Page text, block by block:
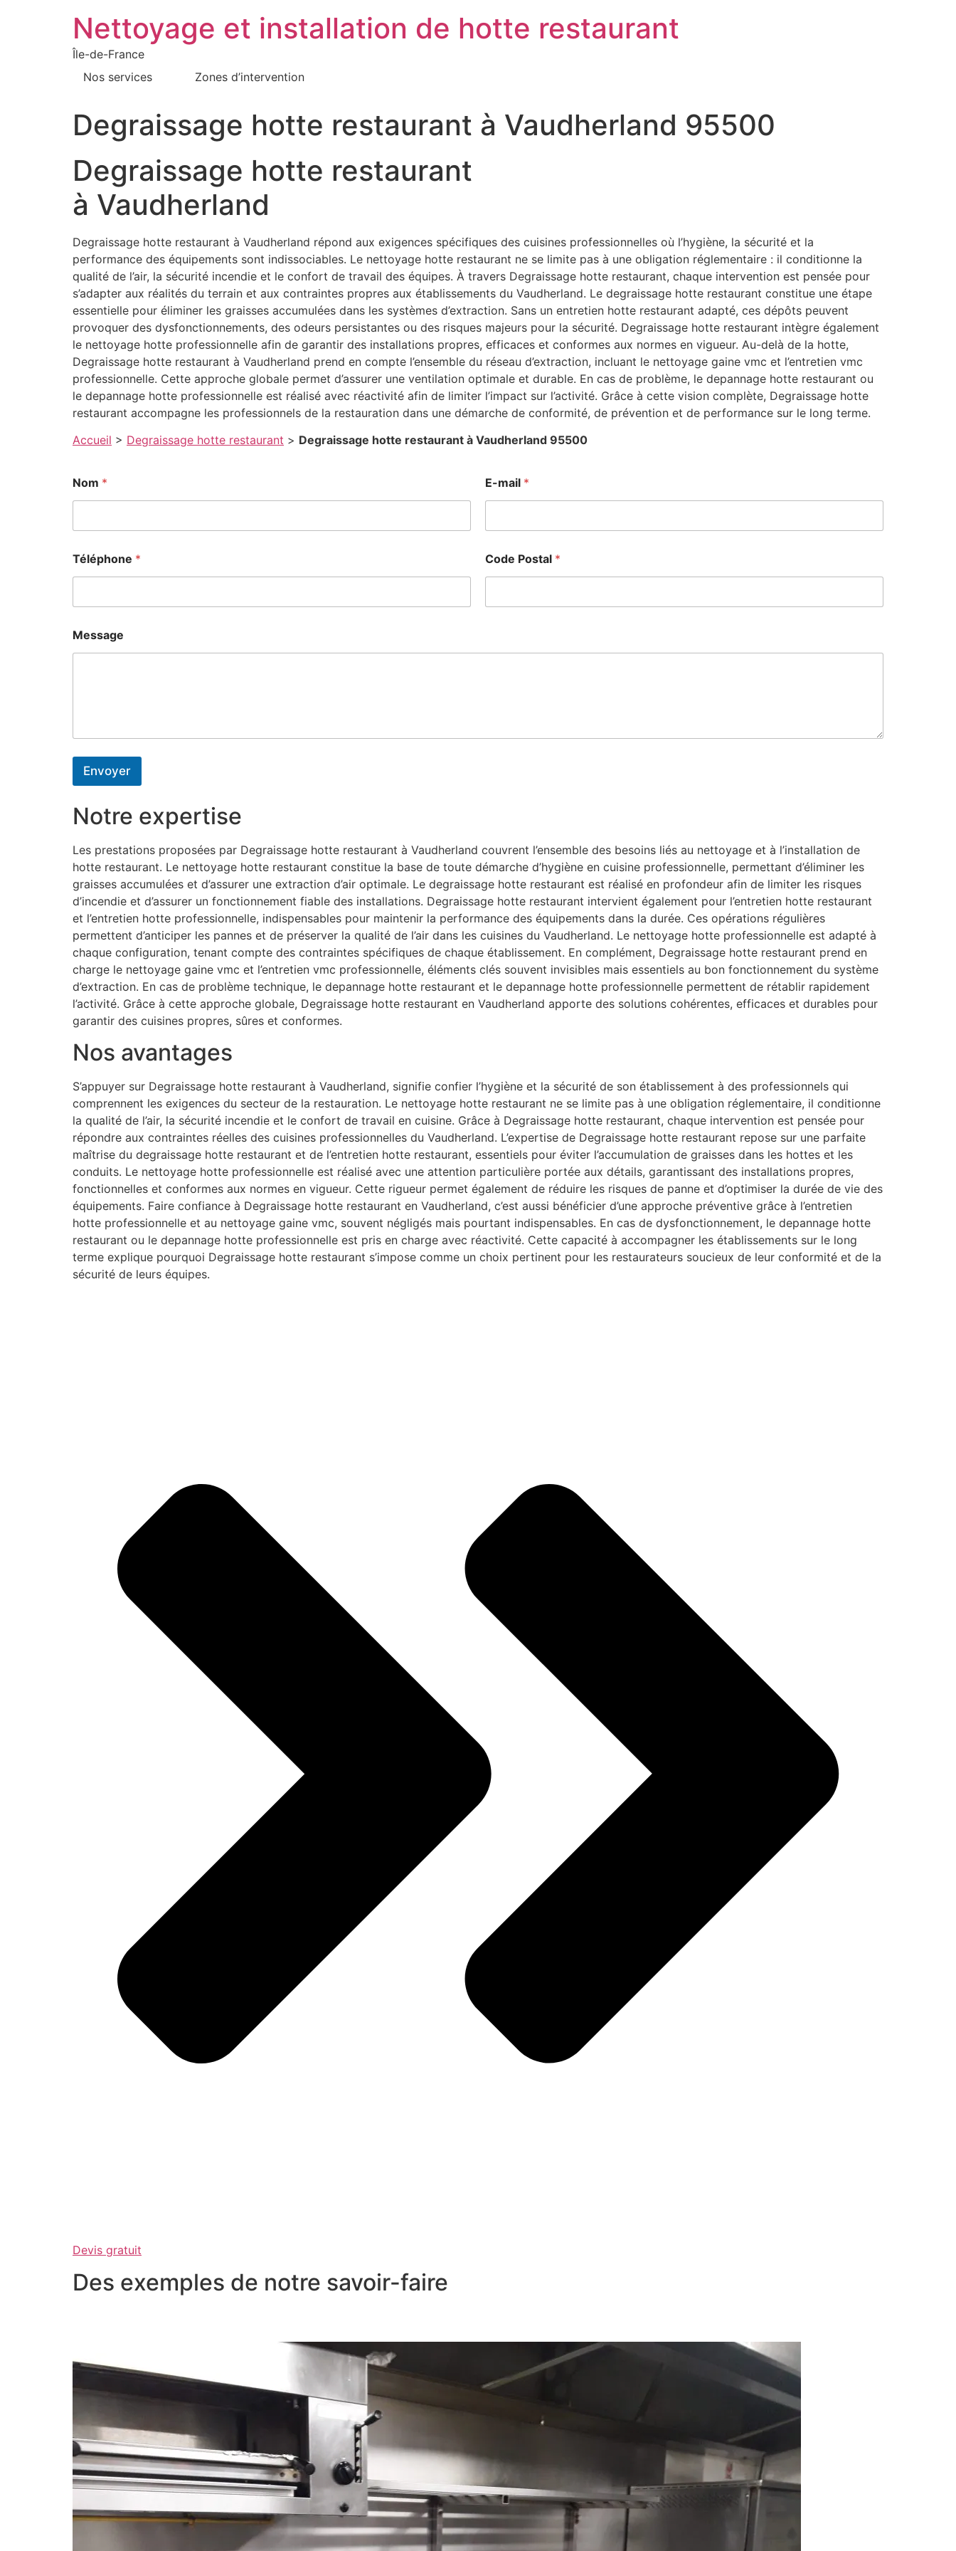
Nettoyage et installation de hotte restaurant
Île-de-France
Nos services
Zones d’intervention
Degraissage hotte restaurant à Vaudherland 95500
Degraissage hotte restaurant
à Vaudherland
Degraissage hotte restaurant à Vaudherland répond aux exigences spécifiques des cuisines professionnelles où l’hygiène, la sécurité et la
performance des équipements sont indissociables. Le nettoyage hotte restaurant ne se limite pas à une obligation réglementaire : il conditionne la
qualité de l’air, la sécurité incendie et le confort de travail des équipes. À travers Degraissage hotte restaurant, chaque intervention est pensée pour
s’adapter aux réalités du terrain et aux contraintes propres aux établissements du Vaudherland. Le degraissage hotte restaurant constitue une étape
essentielle pour éliminer les graisses accumulées dans les systèmes d’extraction. Sans un entretien hotte restaurant adapté, ces dépôts peuvent
provoquer des dysfonctionnements, des odeurs persistantes ou des risques majeurs pour la sécurité. Degraissage hotte restaurant intègre également
le nettoyage hotte professionnelle afin de garantir des installations propres, efficaces et conformes aux normes en vigueur. Au-delà de la hotte,
Degraissage hotte restaurant à Vaudherland prend en compte l’ensemble du réseau d’extraction, incluant le nettoyage gaine vmc et l’entretien vmc
professionnelle. Cette approche globale permet d’assurer une ventilation optimale et durable. En cas de problème, le depannage hotte restaurant ou
le depannage hotte professionnelle est réalisé avec réactivité afin de limiter l’impact sur l’activité. Grâce à cette vision complète, Degraissage hotte
restaurant accompagne les professionnels de la restauration dans une démarche de conformité, de prévention et de performance sur le long terme.
Accueil > Degraissage hotte restaurant > Degraissage hotte restaurant à Vaudherland 95500
Nom * E-mail *
Téléphone * Code Postal *
Message
Envoyer
Notre expertise
Les prestations proposées par Degraissage hotte restaurant à Vaudherland couvrent l’ensemble des besoins liés au nettoyage et à l’installation de
hotte restaurant. Le nettoyage hotte restaurant constitue la base de toute démarche d’hygiène en cuisine professionnelle, permettant d’éliminer les
graisses accumulées et d’assurer une extraction d’air optimale. Le degraissage hotte restaurant est réalisé en profondeur afin de limiter les risques
d’incendie et d’assurer un fonctionnement fiable des installations. Degraissage hotte restaurant intervient également pour l’entretien hotte restaurant
et l’entretien hotte professionnelle, indispensables pour maintenir la performance des équipements dans la durée. Ces opérations régulières
permettent d’anticiper les pannes et de préserver la qualité de l’air dans les cuisines du Vaudherland. Le nettoyage hotte professionnelle est adapté à
chaque configuration, tenant compte des contraintes spécifiques de chaque établissement. En complément, Degraissage hotte restaurant prend en
charge le nettoyage gaine vmc et l’entretien vmc professionnelle, éléments clés souvent invisibles mais essentiels au bon fonctionnement du système
d’extraction. En cas de problème technique, le depannage hotte restaurant et le depannage hotte professionnelle permettent de rétablir rapidement
l’activité. Grâce à cette approche globale, Degraissage hotte restaurant en Vaudherland apporte des solutions cohérentes, efficaces et durables pour
garantir des cuisines propres, sûres et conformes.
Nos avantages
S’appuyer sur Degraissage hotte restaurant à Vaudherland, signifie confier l’hygiène et la sécurité de son établissement à des professionnels qui
comprennent les exigences du secteur de la restauration. Le nettoyage hotte restaurant ne se limite pas à une obligation réglementaire, il conditionne
la qualité de l’air, la sécurité incendie et le confort de travail en cuisine. Grâce à Degraissage hotte restaurant, chaque intervention est pensée pour
répondre aux contraintes réelles des cuisines professionnelles du Vaudherland. L’expertise de Degraissage hotte restaurant repose sur une parfaite
maîtrise du degraissage hotte restaurant et de l’entretien hotte restaurant, essentiels pour éviter l’accumulation de graisses dans les hottes et les
conduits. Le nettoyage hotte professionnelle est réalisé avec une attention particulière portée aux détails, garantissant des installations propres,
fonctionnelles et conformes aux normes en vigueur. Cette rigueur permet également de réduire les risques de panne et d’optimiser la durée de vie des
équipements. Faire confiance à Degraissage hotte restaurant en Vaudherland, c’est aussi bénéficier d’une approche préventive grâce à l’entretien
hotte professionnelle et au nettoyage gaine vmc, souvent négligés mais pourtant indispensables. En cas de dysfonctionnement, le depannage hotte
restaurant ou le depannage hotte professionnelle est pris en charge avec réactivité. Cette capacité à accompagner les établissements sur le long
terme explique pourquoi Degraissage hotte restaurant s’impose comme un choix pertinent pour les restaurateurs soucieux de leur conformité et de la
sécurité de leurs équipes.
Devis gratuit
Des exemples de notre savoir-faire